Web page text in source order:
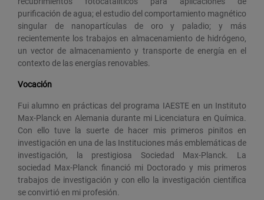
purificación de agua; el estudio del comportamiento magnético
singular de nanopartículas de oro y paladio; y más
recientemente los trabajos en almacenamiento de hidrógeno,
un vector de almacenamiento y transporte de energía en el
contexto de las energías renovables.
Vocación
Fui alumno en prácticas del programa IAESTE en un Instituto
Max-Planck en Alemania durante mi Licenciatura en Química.
Con ello tuve la suerte de hacer mis primeros pinitos en
investigación en una de las Instituciones más emblemáticas de
investigación, la prestigiosa Sociedad Max-Planck. La
sociedad Max-Planck financió mi Doctorado y mis primeros
trabajos de investigación y con ello la investigación científica
se convirtió en mi profesión.